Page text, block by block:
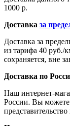
1000 р.
Доставка за
Доставка за
из тарифа 40 руб./
сохраняется, вне
Доставка по
Наш интернет-
России. Вы